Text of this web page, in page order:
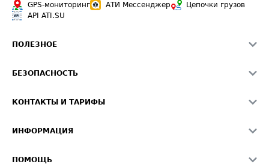
GPS-мониторинг
АТИ Мессенджер
Цепочки грузов
API ATI.SU
ПОЛЕЗНОЕ
Звезды ATI.SU на вашем сайте
Средние ставки
БЕЗОПАСНОСТЬ
Светофор+
О формировании Паспорта
КОНТАКТЫ И ТАРИФЫ
Реклама на сайте
ИНФОРМАЦИЯ
ПОМОЩЬ